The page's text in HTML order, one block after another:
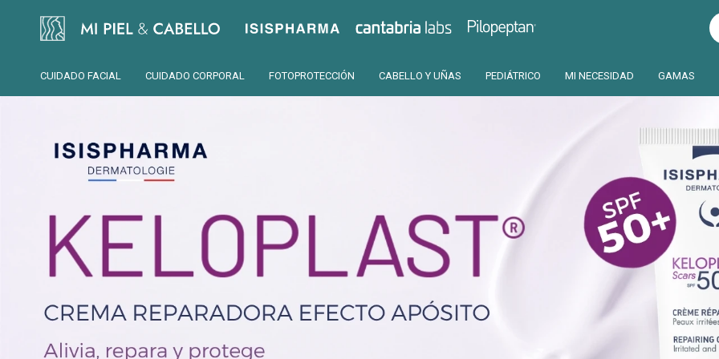
CUIDADO FACIAL CUIDADO CORPORAL FOTOPROTECCIÓN CABELLO Y UÑAS PEDIÁTRICO MI NECESIDAD GAMAS
Isispharma Cantabria Pilopeptan